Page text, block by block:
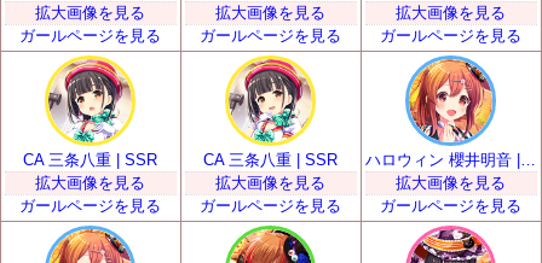
拡大画像を見る
ガールページを見る
拡大画像を見る
ガールページを見る
拡大画像を見る
ガールページを見る
CA 三条八重 | SSR
拡大画像を見る
ガールページを見る
CA 三条八重 | SSR
拡大画像を見る
ガールページを見る
ハロウィン 櫻井明音 | SSR
拡大画像を見る
ガールページを見る